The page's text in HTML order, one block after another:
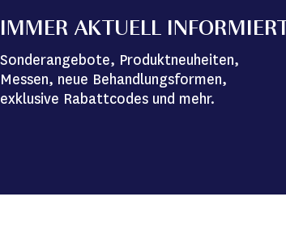
IMMER AKTUELL INFORMIERT
Sonderangebote, Produktneuheiten,
Messen, neue Behandlungsformen,
exklusive Rabattcodes und mehr.